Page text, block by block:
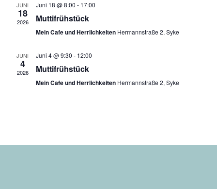
JUNI
18
2026
Juni 18 @ 8:00 - 17:00
Muttifrühstück
Mein Cafe und Herrlichkeiten Hermannstraße 2, Syke
JUNI
4
2026
Juni 4 @ 9:30 - 12:00
Muttifrühstück
Mein Cafe und Herrlichkeiten Hermannstraße 2, Syke